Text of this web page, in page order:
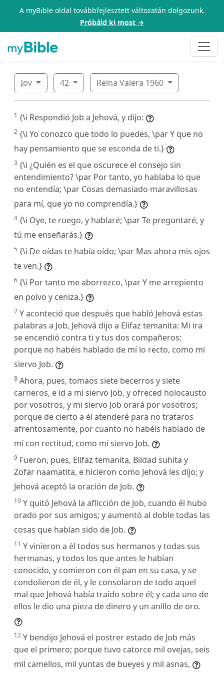
A myBible oldal továbbfejlesztett változatán dolgozunk.
Próbáld ki most →
Iov 42 Reina Valera 1960
1 {\i Respondió Job a Jehová, y dijo:
2 {\i Yo conozco que todo lo puedes, \par Y que no
hay pensamiento que se esconda de ti.}
3 {\i ¿Quién es el que oscurece el consejo sin
entendimiento? \par Por tanto, yo hablaba lo que
no entendía; \par Cosas demasiado maravillosas
para mí, que yo no comprendía.}
4 {\i Oye, te ruego, y hablaré; \par Te preguntaré, y
tú me enseñarás.}
5 {\i De oídas te había oído; \par Mas ahora mis ojos
te ven.}
6 {\i Por tanto me aborrezco, \par Y me arrepiento
en polvo y ceniza.}
7 Y aconteció que después que habló Jehová estas
palabras a Job, Jehová dijo a Elifaz temanita: Mi ira
se encendió contra ti y tus dos compañeros;
porque no habéis hablado de mí lo recto, como mi
siervo Job.
8 Ahora, pues, tomaos siete becerros y siete
carneros, e id a mi siervo Job, y ofreced holocausto
por vosotros, y mi siervo Job orará por vosotros;
porque de cierto a él atenderé para no trataros
afrentosamente, por cuanto no habéis hablado de
mí con rectitud, como mi siervo Job.
9 Fueron, pues, Elifaz temanita, Bildad suhita y
Zofar naamatita, e hicieron como Jehová les dijo; y
Jehová aceptó la oración de Job.
10 Y quitó Jehová la aflicción de Job, cuando él hubo
orado por sus amigos; y aumentó al doble todas las
cosas que habían sido de Job.
11 Y vinieron a él todos sus hermanos y todas sus
hermanas, y todos los que antes le habían
conocido, y comieron con él pan en su casa, y se
condolieron de él, y le consolaron de todo aquel
mal que Jehová había traído sobre él; y cada uno de
ellos le dio una pieza de dinero y un anillo de oro.
12 Y bendijo Jehová el postrer estado de Job más
que el primero; porque tuvo catorce mil ovejas, seis
mil camellos, mil yuntas de bueyes y mil asnas,